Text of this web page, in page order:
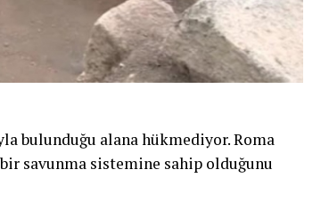
bulunduğu alana hükmediyor. Roma
savunma sistemine sahip olduğunu